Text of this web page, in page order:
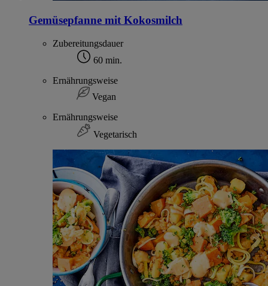
Gemüsepfanne mit Kokosmilch
Zubereitungsdauer
60 min.
Ernährungsweise
Vegan
Ernährungsweise
Vegetarisch